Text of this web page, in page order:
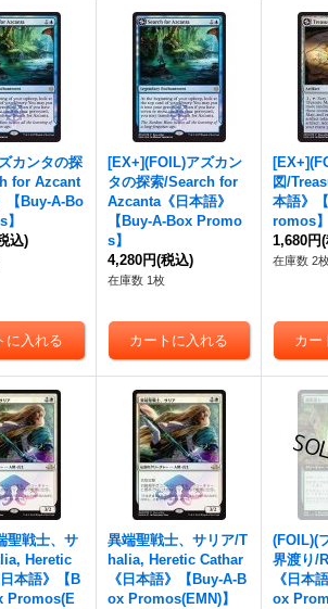
カンタの探
for Azcant
【Buy-A-Bo
込)
[EX+](FOIL)アズカン
タの探索/Search for
Azcanta《日本語》
【Buy-A-Box Promo
s】
4,280円(税込)
在庫数 1枚
図/
本語》
romos】
1,680円
在庫数 2
聖戦士、サ
Heretic
本語》【B
Promos(E
異端聖戦士、サリア/T
halia, Heretic Cathar
《日本語》【Buy-A-B
ox Promos(EMN)】
(FOIL)(
界渡り/
《日本
ox